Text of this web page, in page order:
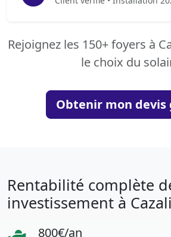
Rejoignez les 150+ foyers à
le choix du
Obtenir mon
Rentabilité complète
investissement à
800€/an